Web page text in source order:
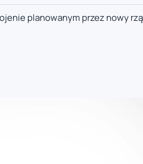
planowanym przez nowy